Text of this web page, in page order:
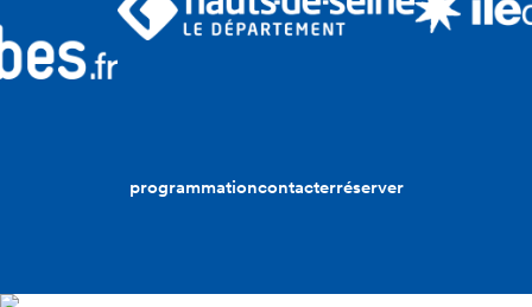
programmationcontacterréserver